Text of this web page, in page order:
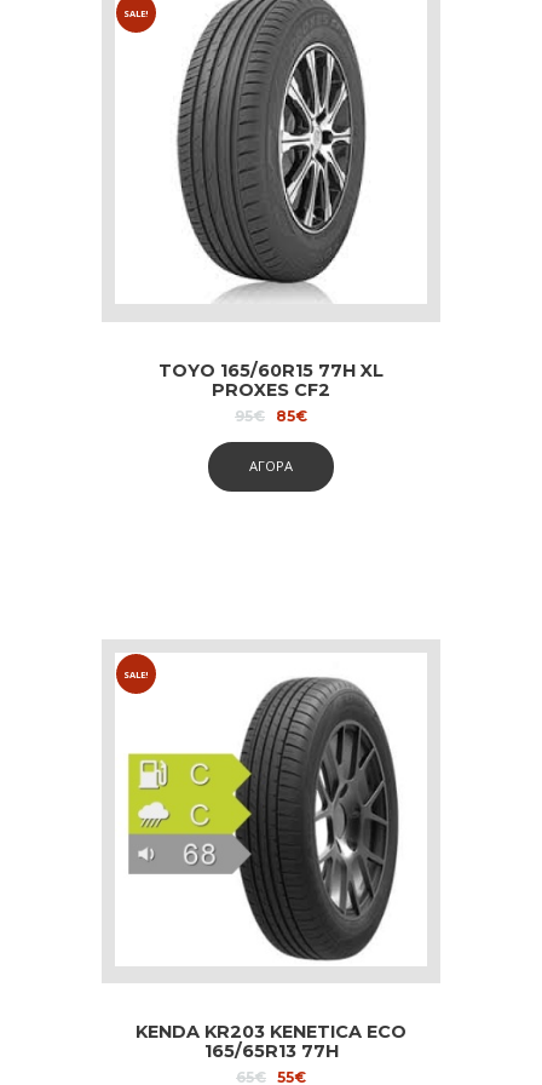
SALE!
TOYO 165/60R15 77H XL
PROXES CF2
95€
Original
95€.
85€Current
is:
85€.
ΑΓΟΡΑ
SALE!
KENDA KR203 KENETICA ECO
165/65R13 77H
65€ Original
55€Current